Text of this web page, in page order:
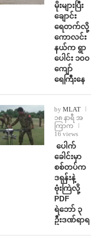
⁨မိုးများပြီး
ချောင်း
ရေတက်လို့
ကောလင်း
နယ်က ရွာ
ပေါင်း ၁၀၀
ကျော်
ရေကြီးနေ
by MLAT
၁၈ နာရီ အ
ကြာက
16 views
⁩ ⁨ပေါက်
ခေါင်းမှာ
စစ်တပ်က
ဒရုန်းနဲ့
ဗုံးကြဲလို့
PDF
ရဲဘော် ၃
ဦးဒဏ်ရာရ